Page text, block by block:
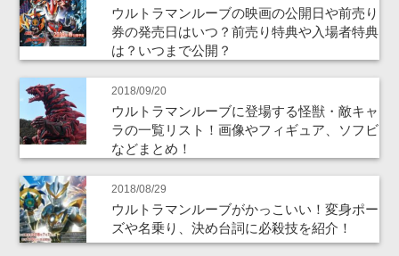
ウルトラマンルーブの映画の公開日や前売り
券の発売日はいつ？前売り特典や入場者特典
は？いつまで公開？
2018/09/20
ウルトラマンルーブに登場する怪獣・敵キャ
ラの一覧リスト！画像やフィギュア、ソフビ
などまとめ！
2018/08/29
ウルトラマンルーブがかっこいい！変身ポー
ズや名乗り、決め台詞に必殺技を紹介！